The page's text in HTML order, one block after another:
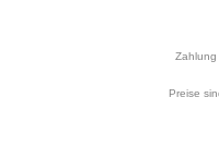
Preise